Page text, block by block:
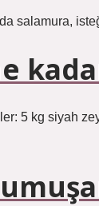
salamura,
5 kg siyah